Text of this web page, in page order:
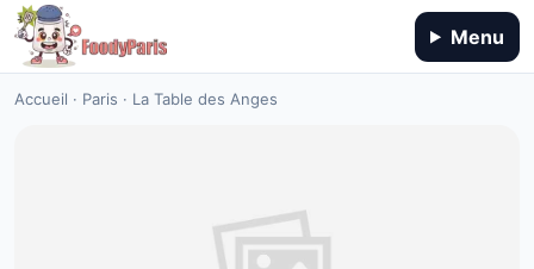
Menu
Accueil · Paris · La Table des Anges